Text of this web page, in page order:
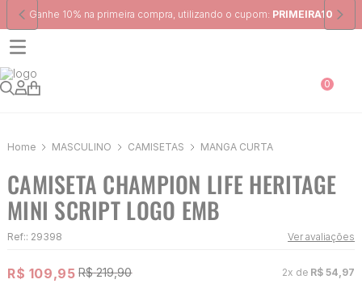
Frete Grátispara região Sudeste em pedidos acima de R$ 399,00
0
MASCULINO CAMISETAS MANGA CURTA
CAMISETA CHAMPION LIFE HERITAGE
MINI SCRIPT LOGO EMB
Ref:: 29398 Ver avaliações
R$ 109,95 R$ 219,90 2x de R$ 54 97